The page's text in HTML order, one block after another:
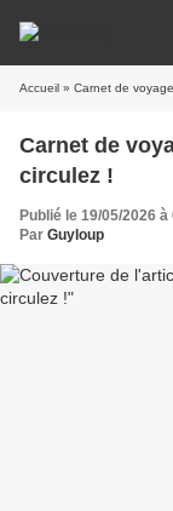
Accueil » Carnet de
Carnet de
circulez !
Publié le 19/05/2026 à
Par Guyloup